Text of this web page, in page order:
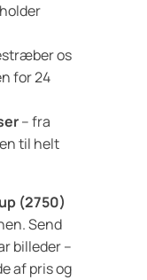
os
for 24
– fra
til helt
(2750)
Send
billeder –
af pris og